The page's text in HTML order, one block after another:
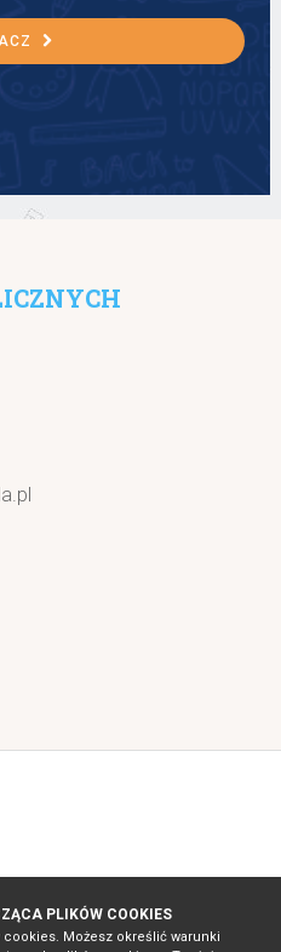
PLIKÓW COOKIES
cookies. Możesz określić warunki